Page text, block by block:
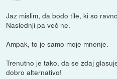
Jaz mislim, da bodo tile, ki so
Naslednji pa več ne.
Ampak, to je samo moje mnenje.
Trenutno je tako, da se zdaj
dobro alternativo!